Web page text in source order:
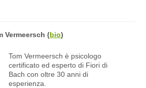
Vermeersch (bio)
Tom Vermeersch è psicologo
certificato ed esperto di Fiori di
Bach con oltre 30 anni di
esperienza.